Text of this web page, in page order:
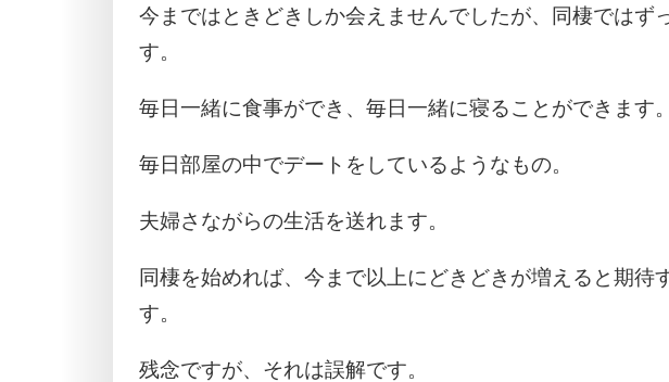
今まではときどきしか会えませんでしたが、同棲ではず
す。
毎日一緒に食事ができ、毎日一緒に寝ることができます。
毎日部屋の中でデートをしているようなもの。
夫婦さながらの生活を送れます。
同棲を始めれば、今まで以上にどきどきが増えると期待
す。
残念ですが、それは誤解です。